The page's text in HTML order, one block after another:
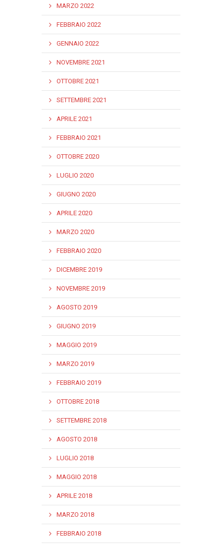
MARZO 2022
FEBBRAIO 2022
GENNAIO 2022
NOVEMBRE 2021
OTTOBRE 2021
SETTEMBRE 2021
APRILE 2021
FEBBRAIO 2021
OTTOBRE 2020
LUGLIO 2020
GIUGNO 2020
APRILE 2020
MARZO 2020
FEBBRAIO 2020
DICEMBRE 2019
NOVEMBRE 2019
AGOSTO 2019
GIUGNO 2019
MAGGIO 2019
MARZO 2019
FEBBRAIO 2019
OTTOBRE 2018
SETTEMBRE 2018
AGOSTO 2018
LUGLIO 2018
MAGGIO 2018
APRILE 2018
MARZO 2018
FEBBRAIO 2018